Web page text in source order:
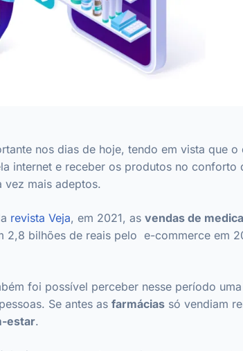
nos dias de hoje, tendo em vista que o
internet e receber os produtos no conforto
vez mais adeptos.
revista Veja, em 2021, as vendas de
2,8 bilhões de reais pelo e-commerce em
foi possível perceber nesse período
Se antes as farmácias só vendiam
estar.